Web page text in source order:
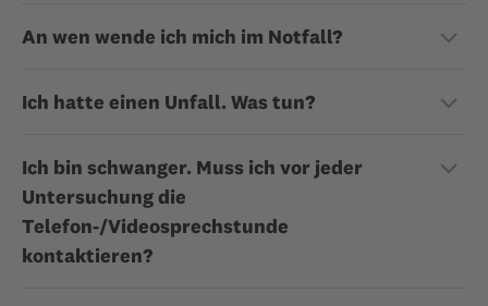
An wen wende ich mich im Notfall?
Ich hatte einen Unfall. Was tun?
Ich bin schwanger. Muss ich vor jeder
Untersuchung die
Telefon-/Videosprechstunde
kontaktieren?